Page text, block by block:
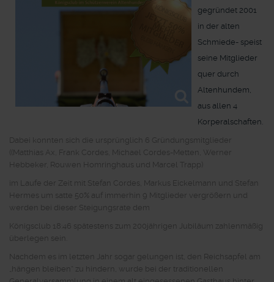
gegründet 2001
in der alten
Schmiede- speist
seine Mitglieder
quer durch
Altenhundem,
aus allen 4
Korperalschaften.
Dabei konnten sich die ursprünglich 6 Gründungsmitglieder
((Matthias Ax, Frank Cordes, Michael Cordes-Metten, Werner
Hebbeker, Rouwen Homringhaus und Marcel Trapp)
im Laufe der Zeit mit Stefan Cordes, Markus Eickelmann und Stefan
Hermes um satte 50% auf immerhin 9 Mitglieder vergrößern und
werden bei dieser Steigungsrate dem
Königsclub 18:46 spätestens zum 200jährigen Jubiläum zahlenmäßig
überlegen sein.
Nachdem es im letzten Jahr sogar gelungen ist, den Reichsapfel am
„hängen bleiben“ zu hindern, wurde bei der traditionellen